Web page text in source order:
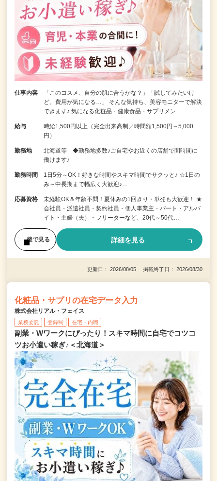
仕事内容
「このコスメ、自分の肌に合うかな？」「試してみたいけ
ど、費用が気になる…」 そんな気持ち、美容モニターで解決
できます♪ 気になる化粧品・健康食品・サプリメン…
給与
時給1,500円以上（完全出来高制／時間額1,500円～5,000
円）
勤務地
北海道等 ◆勤務地多数♪ご自宅やお近くの店舗で間時間に
働けます♪
勤務時間
1日5分～OK！好きな時間やスキマ時間でサクッと♪ ☆1日の
み～中長期まで幅広く大歓迎♪…
応募資格
未経験OK＆年齢不問！夏休みの1回きり・単発も大歓迎！ ★
会社員・派遣社員・契約社員・個人事業主・パート・アルバ
イト・主婦（夫）・フリーターなど、20代～50代…
後で見る 詳細を見る
更新日： 2026/08/05 掲載終了日： 2026/08/30
化粧品・サプリの在宅データ入力
株式会社リアル・フェイス
業務委託 登録制 在宅・内職
副業・Wワークにぴったり！スキマ時間に自宅でコツコ
ツお小遣い稼ぎ♪＜北海道＞